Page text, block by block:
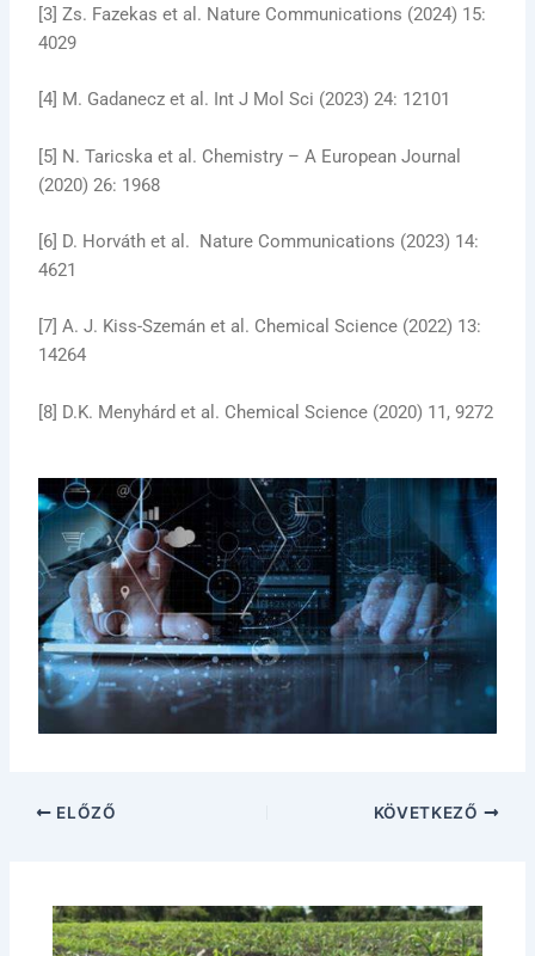
[3] Zs. Fazekas et al. Nature Communications (2024) 15:
4029
[4] M. Gadanecz et al. Int J Mol Sci (2023) 24: 12101
[5] N. Taricska et al. Chemistry – A European Journal
(2020) 26: 1968
[6] D. Horváth et al. Nature Communications (2023) 14:
4621
[7] A. J. Kiss-Szemán et al. Chemical Science (2022) 13:
14264
[8] D.K. Menyhárd et al. Chemical Science (2020) 11, 9272
ELŐZŐ KÖVETKEZŐ